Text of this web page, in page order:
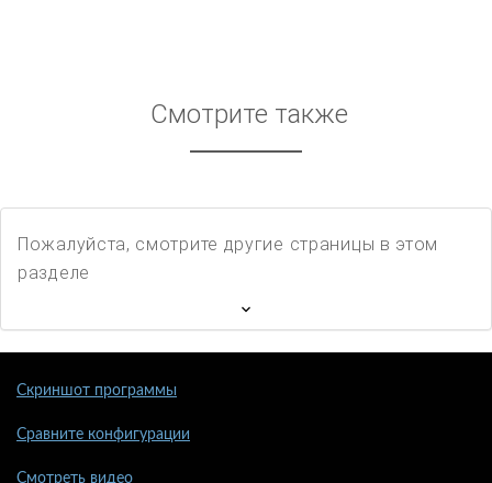
Смотрите также
Пожалуйста, смотрите другие страницы в этом
разделе
Скриншот программы
Сравните конфигурации
Смотреть видео